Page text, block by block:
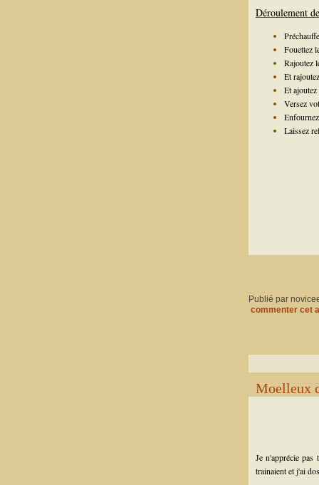
Déroulement
Fouettez
Rajoutez
Et
Et
Versez
Laissez
Publié par
commenter cet
Moelleux
Je n'apprécie pas
trainaient et j'ai